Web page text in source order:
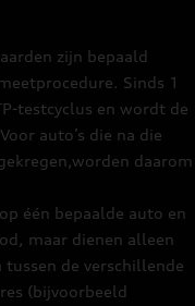
zijn bepaald
Sinds 1
testcyclus en wordt de
auto’s die na die
daarom
één bepaalde auto en
maar dienen alleen
de verschillende
(bijvoorbeeld